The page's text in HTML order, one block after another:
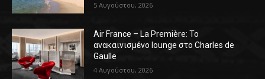
5 Αυγούστου, 2026
Air France – La Première: Το
ανακαινισμένο lounge στο Charles de
Gaulle
4 Αυγούστου, 2026